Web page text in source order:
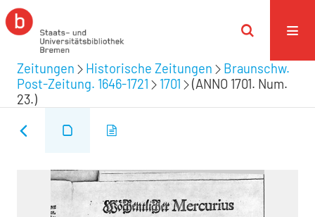
Zeitungen Historische Zeitungen
Braunschw.
Post-Zeitung. 1646-1721
1701
(ANNO 1701. Num.
23.)